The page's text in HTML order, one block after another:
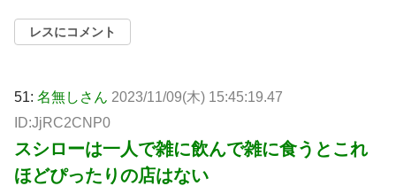
レスにコメント
51: 名無しさん 2023/11/09(木) 15:45:19.47
ID:JjRC2CNP0
スシローは一人で雑に飲んで雑に食うとこれ
ほどぴったりの店はない